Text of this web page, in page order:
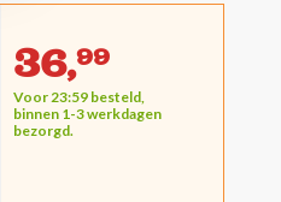
36,99
Voor 23:59 besteld,
binnen 1-3 werkdagen
bezorgd.